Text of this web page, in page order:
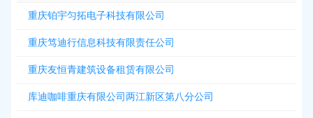
重庆铂宇匀拓电子科技有限公司
重庆笃迪行信息科技有限责任公司
重庆友恒青建筑设备租赁有限公司
库迪咖啡重庆有限公司两江新区第八分公司